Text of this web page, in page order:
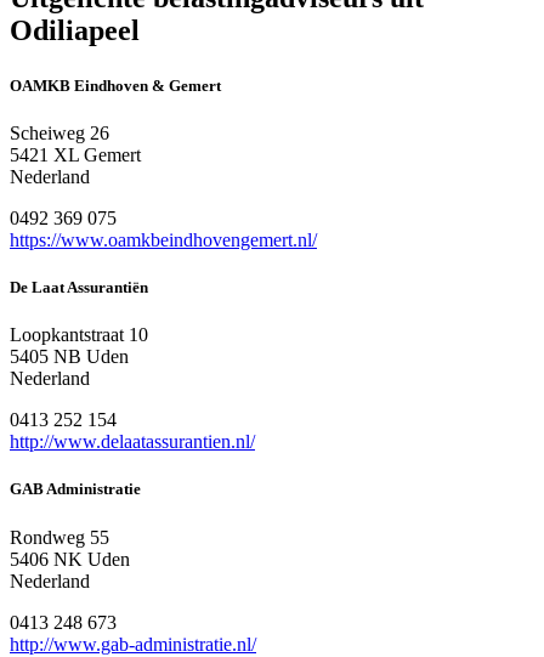
Odiliapeel
OAMKB Eindhoven & Gemert
Scheiweg 26
5421 XL Gemert
Nederland
0492 369 075
https://www.oamkbeindhovengemert.nl/
De Laat Assurantiën
Loopkantstraat 10
5405 NB Uden
Nederland
0413 252 154
http://www.delaatassurantien.nl/
GAB Administratie
Rondweg 55
5406 NK Uden
Nederland
0413 248 673
http://www.gab-administratie.nl/